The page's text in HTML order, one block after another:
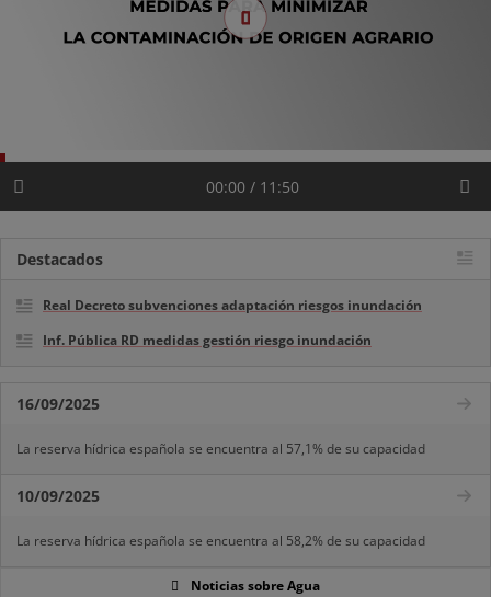
00:00 / 11:50
Destacados
Real Decreto subvenciones adaptación riesgos inundación
Inf. Pública RD medidas gestión riesgo inundación
16/09/2025
La reserva hídrica española se encuentra al 57,1% de su capacidad
10/09/2025
La reserva hídrica española se encuentra al 58,2% de su capacidad
Noticias sobre Agua